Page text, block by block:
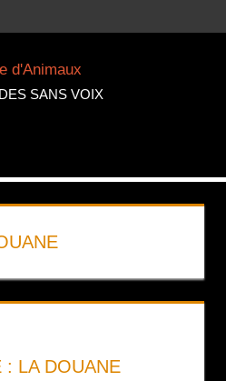
SANS VOIX
: LA DOUANE